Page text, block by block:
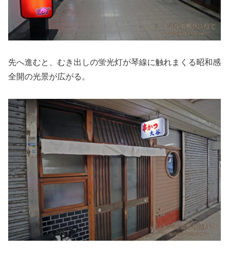
先へ進むと、むき出しの蛍光灯が琴線に触れまくる昭和感
全開の光景が広がる。